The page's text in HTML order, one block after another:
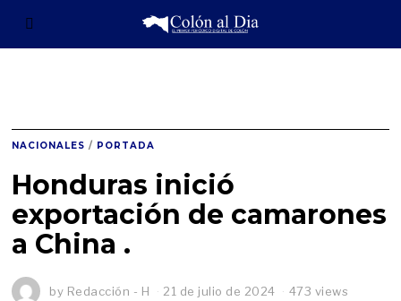
NACIONALES / PORTADA
Honduras inició
exportación de camarones
a China .
by Redacción - H 21 de julio de 2024
473 views